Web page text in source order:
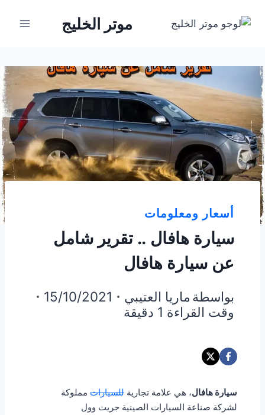
موتر الخليج
أسعار ومعلومات
سيارة هافال .. تقرير شامل
عن سيارة هافال
بواسطة ماريا العتيبي
15/10/2021
وقت القراءة
دقيقة
سيارة هافال، هي علامة تجارية للسيارات مملوكة
لشركة صناعة السيارات الصينية جريت وول